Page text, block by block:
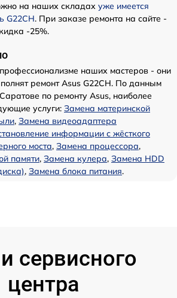
на наших складах уже имеется
G22CH. При заказе ремонта на сайте -
-25%.
наших мастеров - они
ремонт Asus G22CH. По данным
по ремонту Asus, наиболее
услуги: Замена материнской
, Замена видеоадаптера
информации с жёсткого
моста, Замена процессора,
памяти, Замена кулера, Замена HDD
, Замена блока питания.
сервисного
центра